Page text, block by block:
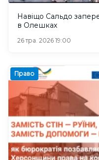
Навіщо Сальдо
в Олешках
26 тра. 2026 19:00
Право